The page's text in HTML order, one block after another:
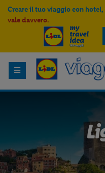
Creare il tuo viaggio con
vale davvero.